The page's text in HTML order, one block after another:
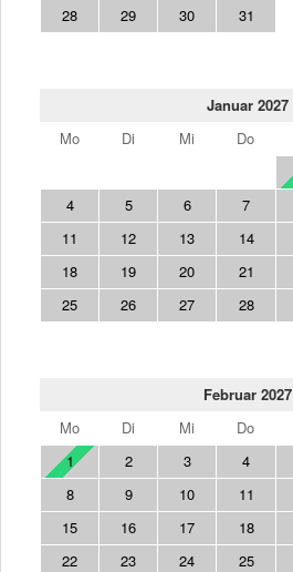
28
29 30 31
Januar 2027
Mo
Di Mi Do
4
5 6 7
11
12 13 14
18
19 20 21
25
26 27 28
Februar 2027
Mo
Di Mi Do
1
2 3 4
8
9 10 11
15
16 17 18
22
23 24 25